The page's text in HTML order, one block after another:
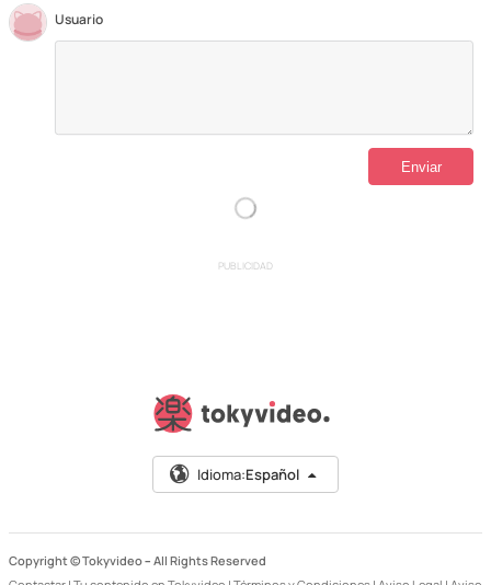
Usuario
PUBLICIDAD
Idioma:Español
Copyright © Tokyvideo – All Rights Reserved